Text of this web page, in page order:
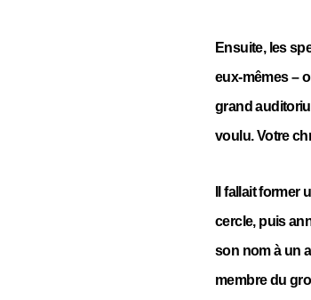
Ensuite, les
eux-mêmes –
grand
voulu. Votre
Il fallait former
cercle, puis
son nom à un
membre du